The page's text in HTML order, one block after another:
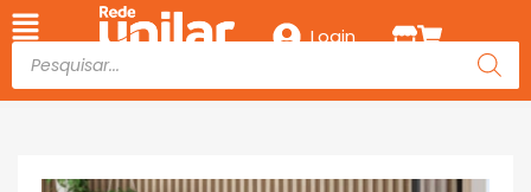
Login